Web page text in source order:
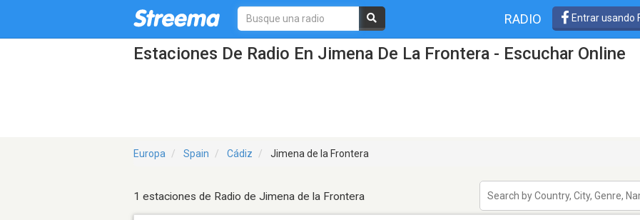
RADIO Entrar usando
Estaciones De Radio En Jimena De La Frontera - Escuchar Online
Europa Spain Cádiz Jimena de la Frontera
1 estaciones de Radio de Jimena de la Frontera